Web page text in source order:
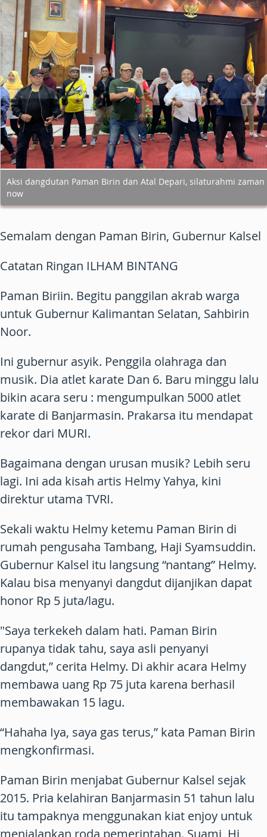
Aksi dangdutan Paman Birin dan Atal Depari, silaturahmi zaman
now
Semalam dengan Paman Birin, Gubernur Kalsel
Catatan Ringan ILHAM BINTANG
Paman Biriin. Begitu panggilan akrab warga
untuk Gubernur Kalimantan Selatan, Sahbirin
Noor.
Ini gubernur asyik. Penggila olahraga dan
musik. Dia atlet karate Dan 6. Baru minggu lalu
bikin acara seru : mengumpulkan 5000 atlet
karate di Banjarmasin. Prakarsa itu mendapat
rekor dari MURI.
Bagaimana dengan urusan musik? Lebih seru
lagi. Ini ada kisah artis Helmy Yahya, kini
direktur utama TVRI.
Sekali waktu Helmy ketemu Paman Birin di
rumah pengusaha Tambang, Haji Syamsuddin.
Gubernur Kalsel itu langsung “nantang” Helmy.
Kalau bisa menyanyi dangdut dijanjikan dapat
honor Rp 5 juta/lagu.
"Saya terkekeh dalam hati. Paman Birin
rupanya tidak tahu, saya asli penyanyi
dangdut,” cerita Helmy. Di akhir acara Helmy
membawa uang Rp 75 juta karena berhasil
membawakan 15 lagu.
“Hahaha Iya, saya gas terus,” kata Paman Birin
mengkonfirmasi.
Paman Birin menjabat Gubernur Kalsel sejak
2015. Pria kelahiran Banjarmasin 51 tahun lalu
itu tampaknya menggunakan kiat enjoy untuk
menjalankan roda pemerintahan. Suami Hj